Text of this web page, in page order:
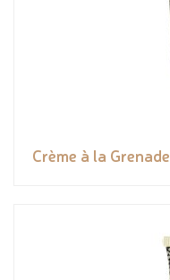
Crème à la Grenade